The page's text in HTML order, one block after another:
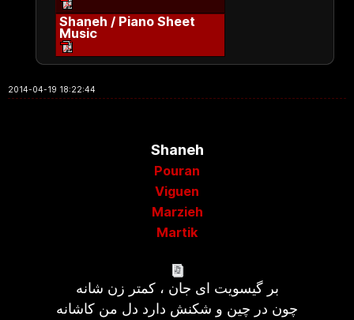
Shaneh / Piano Sheet
Music
2014-04-19 18:22:44
Shaneh
Pouran
Viguen
Marzieh
Martik
بر گیسویت ای جان ، کمتر زن شانه
چون در چین و شکنش دارد دل من کاشانه